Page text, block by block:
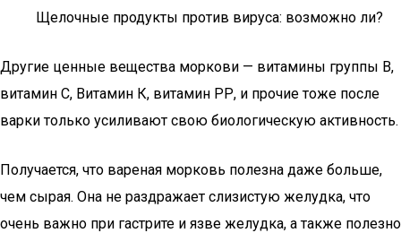
Щелочные продукты против вируса: возможно ли?
Другие ценные вещества моркови — витамины группы В,
витамин С, Витамин К, витамин РР, и прочие тоже после
варки только усиливают свою биологическую активность.
Получается, что вареная морковь полезна даже больше,
чем сырая. Она не раздражает слизистую желудка, что
очень важно при гастрите и язве желудка, а также полезно